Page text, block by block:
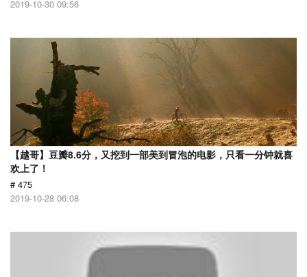
2019-10-30 09:56
【越哥】豆瓣8.6分，又挖到一部美到冒泡的电影，只看一分钟就喜
欢上了！
# 475
2019-10-28 06:08